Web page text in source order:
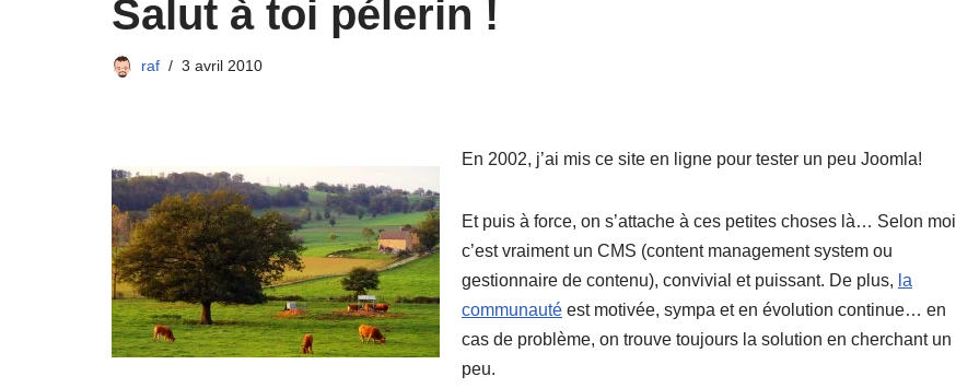
Salut à toi pélerin !
raf 3 avril 2010
En 2002, j’ai mis ce site en ligne pour tester un peu Joomla!
Et puis à force, on s’attache à ces petites choses là… Selon moi
c’est vraiment un CMS (content management system ou
gestionnaire de contenu), convivial et puissant. De plus, la
communauté est motivée, sympa et en évolution continue… en
cas de problème, on trouve toujours la solution en cherchant un
peu.